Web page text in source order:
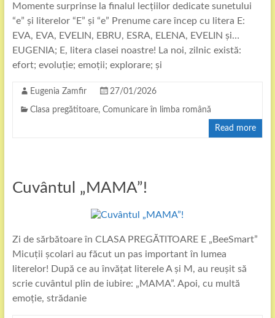
Momente surprinse la finalul lecțiilor dedicate sunetului
“e” și literelor “E” și “e” Prenume care încep cu litera E:
EVA, EVA, EVELIN, EBRU, ESRA, ELENA, EVELIN și…
EUGENIA; E, litera clasei noastre! La noi, zilnic există:
efort; evoluție; emoții; explorare; și
Eugenia Zamfir 27/01/2026
Clasa pregătitoare, Comunicare în limba română
Read more
Cuvântul „MAMA”!
Zi de sărbătoare în CLASA PREGĂTITOARE E „BeeSmart”
Micuții școlari au făcut un pas important în lumea
literelor! După ce au învățat literele A și M, au reușit să
scrie cuvântul plin de iubire: „MAMA”. Apoi, cu multă
emoție, strădanie